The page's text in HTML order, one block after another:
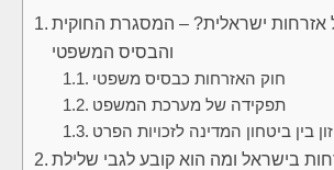
אזרחות ישראלית? – המסגרת החוקית
והבסיס המשפטי
חוק האזרחות כבסיס משפטי
תפקידה של מערכת המשפט
בין ביטחון המדינה לזכויות הפרט
בישראל ומה הוא קובע לגבי שלילת